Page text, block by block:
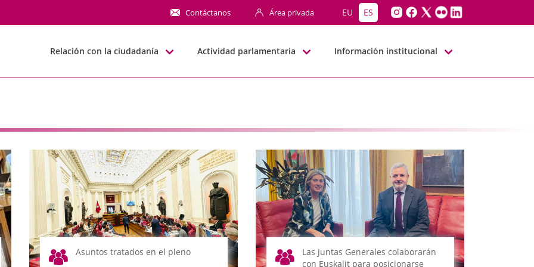
Contáctanos Área privada EU ES
Relación con la ciudadanía Actividad parlamentaria Información institucional
Asuntos tratados en el pleno
Las Juntas Generales colaborarán
con Euskalit para posicionarse